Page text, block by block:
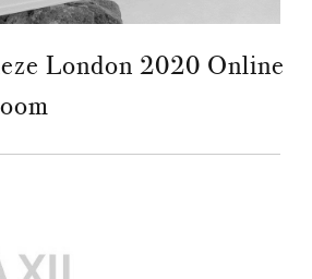
London 2020 Online